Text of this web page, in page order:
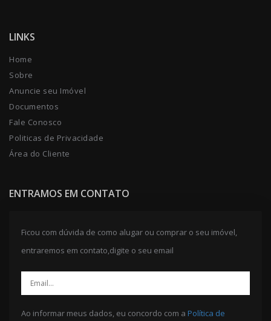
LINKS
Home
Sobre
Anuncie seu Imóvel
Documentos
Fale Conosco
Politicas de Privacidade
Área do Cliente
ENTRAMOS EM CONTATO
Ficou com dúvida de como alugar ou comprar o seu imóvel,
entraremos em contato,digite o seu email
Ao informar meus dados, eu concordo com a Política de